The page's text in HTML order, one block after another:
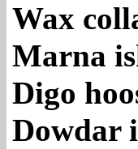
Wax
Marna
Digo
Dowdar